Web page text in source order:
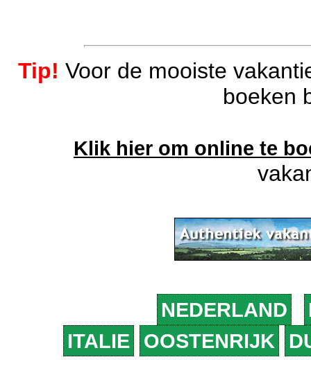
Tip! Voor de mooiste
boeken
Klik hier om online te
NEDERLAND
ITALIE
OOSTENRIJK